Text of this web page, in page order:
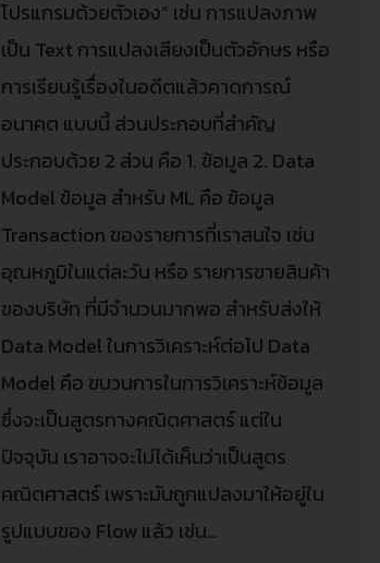
โปรแกรมด้วยตัวเอง” เช่น การแปลงภาพ
เป็น Text การแปลงเสียงเป็นตัวอักษร หรือ
การเรียนรู้เรื่องในอดีตแล้วคาดการณ์
อนาคต แบบนี้ ส่วนประกอบที่สำคัญ
ประกอบด้วย 2 ส่วน คือ 1. ข้อมูล 2. Data
Model ข้อมูล สำหรับ ML คือ ข้อมูล
Transaction ของรายการที่เราสนใจ เช่น
อุณหภูมิในแต่ละวัน หรือ รายการขายสินค้า
ของบริษัท ที่มีจำนวนมากพอ สำหรับส่งให้
Data Model ในการวิเคราะห์ต่อไป Data
Model คือ ขบวนการในการวิเคราะห์ข้อมูล
ซึ่งจะเป็นสูตรทางคณิตศาสตร์ แต่ใน
ปัจจุบัน เราอาจจะไม่ได้เห็นว่าเป็นสูตร
คณิตศาสตร์ เพราะมันถูกแปลงมาให้อยู่ใน
รูปแบบของ Flow แล้ว เช่น…